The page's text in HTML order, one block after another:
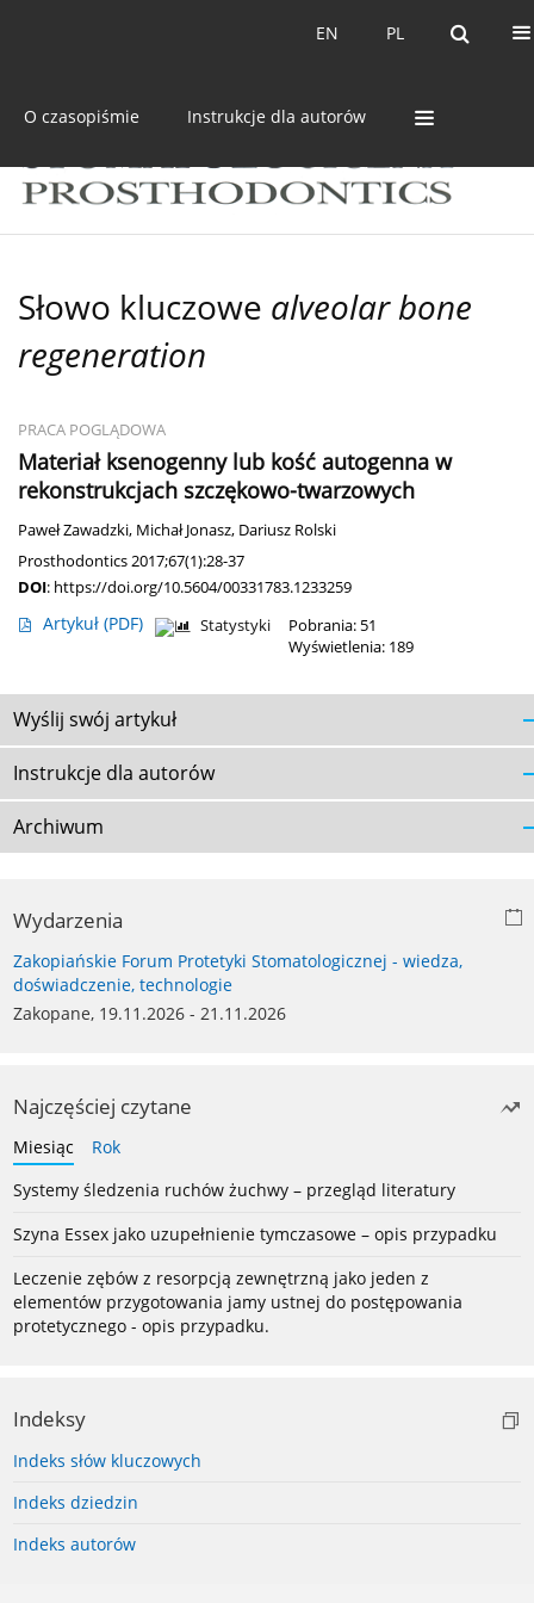
PL
EN PL
EN
O czasopiśmie Instrukcje dla autorów
Słowo kluczowe alveolar bone
regeneration
PRACA POGLĄDOWA
Materiał ksenogenny lub kość autogenna w
rekonstrukcjach szczękowo-twarzowych
Paweł Zawadzki, Michał Jonasz, Dariusz Rolski
Prosthodontics 2017;67(1):28-37
DOI: https://doi.org/10.5604/00331783.1233259
Artykuł (PDF) Statystyki
Pobrania: 51
Wyświetlenia: 189
Wyślij swój artykuł
Instrukcje dla autorów
Archiwum
Wydarzenia
Zakopiańskie Forum Protetyki Stomatologicznej - wiedza,
doświadczenie, technologie
Zakopane, 19.11.2026 - 21.11.2026
Najczęściej czytane
Miesiąc
Rok
Systemy śledzenia ruchów żuchwy – przegląd literatury
Szyna Essex jako uzupełnienie tymczasowe – opis przypadku
Leczenie zębów z resorpcją zewnętrzną jako jeden z
elementów przygotowania jamy ustnej do postępowania
protetycznego - opis przypadku.
Indeksy
Indeks słów kluczowych
Indeks dziedzin
Indeks autorów